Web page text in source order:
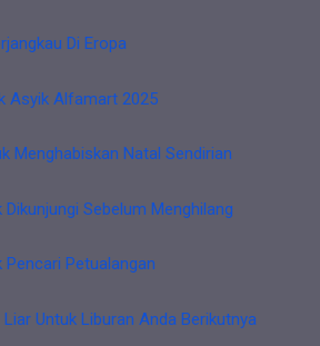
Di Eropa
Asyik Alfamart 2025
Menghabiskan Natal Sendirian
Sebelum Menghilang
Pencari Petualangan
Untuk Liburan Anda Berikutnya